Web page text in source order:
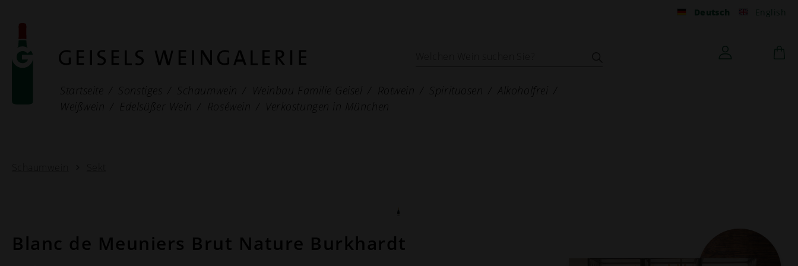
Deutsch English
Startseite Sonstiges Schaumwein Weinbau Familie Geisel Rotwein Spirituosen
Alkoholfrei
Weißwein
Edelsüßer Wein Roséwein Verkostungen in München
Blanc de Meuniers Brut Nature Burkhardt